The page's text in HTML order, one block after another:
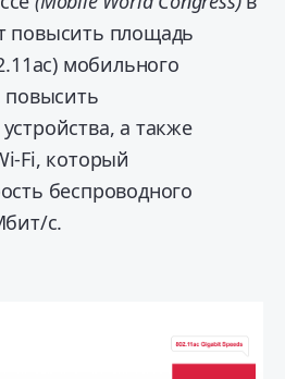
повысить площадь
мобильного
повысить
а также
Fi, который
беспроводного
с.